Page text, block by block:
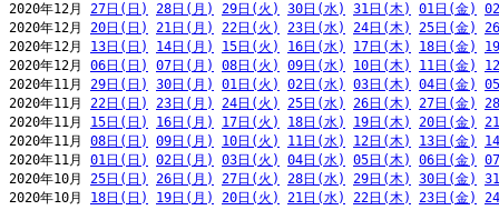
2020年12月 27日(日) 28日(月) 29日(火) 30日(水) 31日(木) 01日(金)
2020年12月 20日(日) 21日(月) 22日(火) 23日(水) 24日(木) 25日(金)
2020年12月 13日(日) 14日(月) 15日(火) 16日(水) 17日(木) 18日(金)
2020年12月 06日(日) 07日(月) 08日(火) 09日(水) 10日(木) 11日(金)
2020年11月 29日(日) 30日(月) 01日(火) 02日(水) 03日(木) 04日(金)
2020年11月 22日(日) 23日(月) 24日(火) 25日(水) 26日(木) 27日(金)
2020年11月 15日(日) 16日(月) 17日(火) 18日(水) 19日(木) 20日(金)
2020年11月 08日(日) 09日(月) 10日(火) 11日(水) 12日(木) 13日(金)
2020年11月 01日(日) 02日(月) 03日(火) 04日(水) 05日(木) 06日(金)
2020年10月 25日(日) 26日(月) 27日(火) 28日(水) 29日(木) 30日(金)
2020年10月 18日(日) 19日(月) 20日(火) 21日(水) 22日(木) 23日(金)